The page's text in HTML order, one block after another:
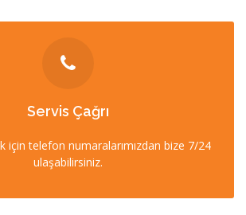
Servis Çağrı
için telefon numaralarımızdan bize 7/24
ulaşabilirsiniz.
İLETİŞİM
0212 358 57 57
0532 403 22 00 (7/24)